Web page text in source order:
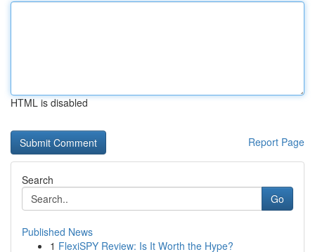
HTML is disabled
Report Page
Search
Go
Published News
1 FlexiSPY Review: Is It Worth the Hype?